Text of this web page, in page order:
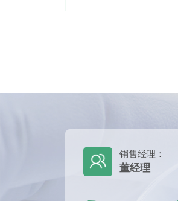
销售经理：
董经理